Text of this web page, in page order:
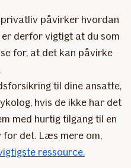
påvirker hvordan
derfor vigtigt at du som
for, at det kan påvirke
til dine ansatte,
hvis de ikke har det
med hurtig tilgang til en
for det. Læs mere om,
ressource.